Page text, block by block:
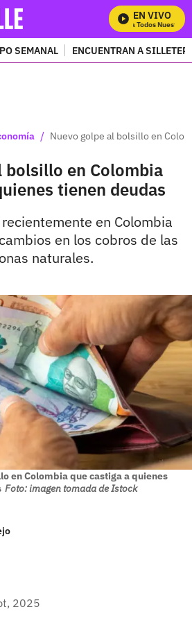
EN VIVO
Mira Todos Nuestros
SEMANAL ENCUENTRAN A
/ Nuevo golpe al bolsillo en
bolsillo en Colombia
tienen deudas
en Colombia
en los cobros de las
naturales.
en Colombia que castiga a quienes
Foto: imagen tomada de Istock
2025